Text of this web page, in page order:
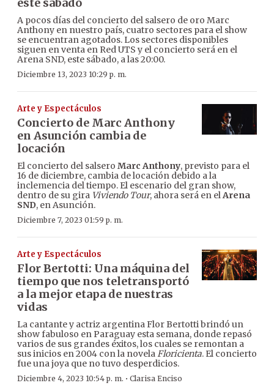
A pocos días del concierto del salsero de oro Marc
Anthony en nuestro país, cuatro sectores para el show
se encuentran agotados. Los sectores disponibles
siguen en venta en Red UTS y el concierto será en el
Arena SND, este sábado, a las 20:00.
Diciembre 13, 2023 10:29 p. m.
Arte y Espectáculos
Concierto de Marc Anthony
en Asunción cambia de
locación
El concierto del salsero Marc Anthony, previsto para el
16 de diciembre, cambia de locación debido a la
inclemencia del tiempo. El escenario del gran show,
dentro de su gira Viviendo Tour, ahora será en elArena
SND, en Asunción.
Diciembre 7, 2023 01:59 p. m.
Arte y Espectáculos
Flor Bertotti: Una máquina del
tiempo que nos teletransportó
a la mejor etapa de nuestras
vidas
La cantante y actriz argentina Flor Bertotti brindó un
show fabuloso en Paraguay esta semana, donde repasó
varios de sus grandes éxitos, los cuales se remontan a
sus inicios en 2004 con la novelaFloricienta. El concierto
fue una joya que no tuvo desperdicios.
Diciembre 4, 2023 10:54 p. m. · Clarisa Enciso